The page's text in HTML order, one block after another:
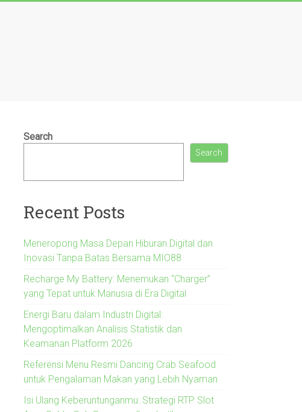
Search
Search
Recent Posts
Meneropong Masa Depan Hiburan Digital dan
Inovasi Tanpa Batas Bersama MIO88
Recharge My Battery: Menemukan “Charger”
yang Tepat untuk Manusia di Era Digital
Energi Baru dalam Industri Digital:
Mengoptimalkan Analisis Statistik dan
Keamanan Platform 2026
Referensi Menu Resmi Dancing Crab Seafood
untuk Pengalaman Makan yang Lebih Nyaman
Isi Ulang Keberuntunganmu: Strategi RTP Slot